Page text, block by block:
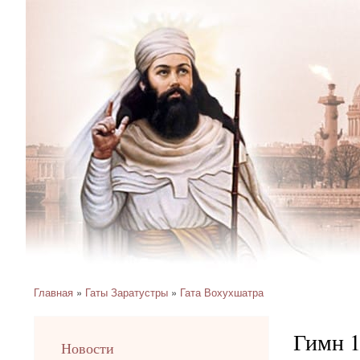
Главная Гаты Заратустры Гата Вохухшатра
Гимн
upНовости